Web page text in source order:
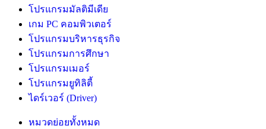
โปรแกรมมัลติมีเดีย
เกม PC คอมพิวเตอร์
โปรแกรมบริหารธุรกิจ
โปรแกรมการศึกษา
โปรแกรมเมอร์
โปรแกรมยูทิลิตี้
ไดร์เวอร์ (Driver)
หมวดย่อยทั้งหมด